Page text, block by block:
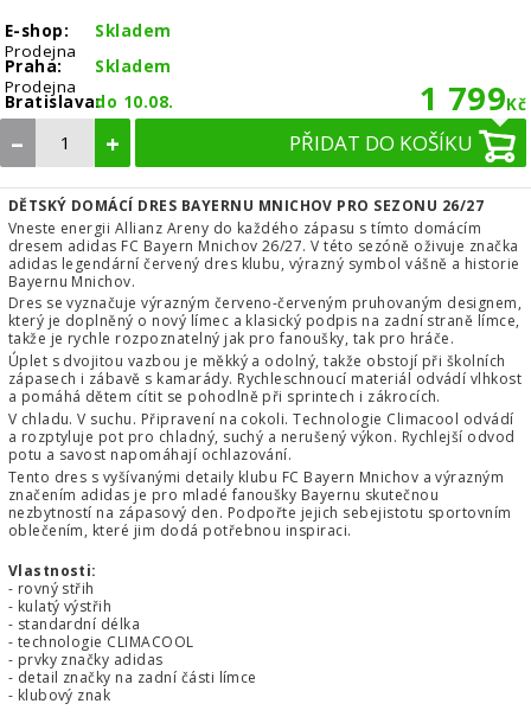
E-shop:
Skladem
Prodejna
Praha:
Skladem
Prodejna
Bratislava:do 10.08. 1 799Kč
– + PŘIDAT DO KOŠÍKU
DĚTSKÝ DOMÁCÍ DRES BAYERNU MNICHOV PRO SEZONU 26/27
Vneste energii Allianz Areny do každého zápasu s tímto domácím
dresem adidas FC Bayern Mnichov 26/27. V této sezóně oživuje značka
adidas legendární červený dres klubu, výrazný symbol vášně a historie
Bayernu Mnichov.
Dres se vyznačuje výrazným červeno-červeným pruhovaným designem,
který je doplněný o nový límec a klasický podpis na zadní straně límce,
takže je rychle rozpoznatelný jak pro fanoušky, tak pro hráče.
Úplet s dvojitou vazbou je měkký a odolný, takže obstojí při školních
zápasech i zábavě s kamarády. Rychleschnoucí materiál odvádí vlhkost
a pomáhá dětem cítit se pohodlně při sprintech i zákrocích.
V chladu. V suchu. Připravení na cokoli. Technologie Climacool odvádí
a rozptyluje pot pro chladný, suchý a nerušený výkon. Rychlejší odvod
potu a savost napomáhají ochlazování.
Tento dres s vyšívanými detaily klubu FC Bayern Mnichov a výrazným
značením adidas je pro mladé fanoušky Bayernu skutečnou
nezbytností na zápasový den. Podpořte jejich sebejistotu sportovním
oblečením, které jim dodá potřebnou inspiraci.
Vlastnosti:
- rovný střih
- kulatý výstřih
- standardní délka
- technologie CLIMACOOL
- prvky značky adidas
- detail značky na zadní části límce
- klubový znak